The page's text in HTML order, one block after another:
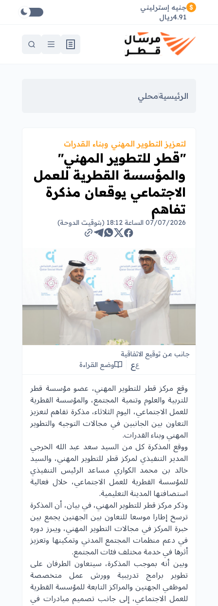
جنيه إسترليني
4.91ريال
الرئيسيةمحلي
لتعزيز التطوير المهني وبناء القدرات
"قطر للتطوير المهني"
والمؤسسة القطرية للعمل
الاجتماعي يوقعان مذكرة
تفاهم
07/07/2026 الساعة 18:12 (بتوقيت الدوحة)
جانب من توقيع الاتفاقية
عع وضع القراءة
وقع مركز قطر للتطوير المهني، عضو مؤسسة قطر
للتربية والعلوم وتنمية المجتمع، والمؤسسة القطرية
للعمل الاجتماعي، اليوم الثلاثاء، مذكرة تفاهم لتعزيز
التعاون بين الجانبين في مجالات التوجيه والتطوير
المهني وبناء القدرات.
ووقع المذكرة كل من السيد سعد عبد الله الخرجي
المدير التنفيذي لمركز قطر للتطوير المهني، والسيد
خالد بن محمد الكواري مساعد الرئيس التنفيذي
للمؤسسة القطرية للعمل الاجتماعي، خلال فعالية
استضافتها المدينة التعليمية.
وذكر مركز قطر للتطوير المهني، في بيان، أن المذكرة
ترسخ إطارا موسعا للتعاون بين الجهتين يجمع بين
خبرة المركز في مجالات التطوير المهني، ويبرز دوره
في دعم منظمات المجتمع المدني وتمكينها وتعزيز
أثرها في خدمة مختلف فئات المجتمع.
وبين أنه بموجب المذكرة، سيتعاون الطرفان على
تطوير برامج تدريبية وورش عمل متخصصة
لموظفي الجهتين والمراكز التابعة للمؤسسة القطرية
للعمل الاجتماعي، إلى جانب تصميم مبادرات في